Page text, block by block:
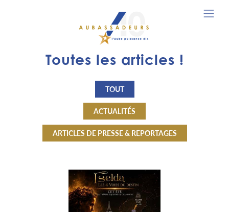
Toutes les articles !
TOUT
ACTUALITÉS
ARTICLES DE PRESSE & REPORTAGES